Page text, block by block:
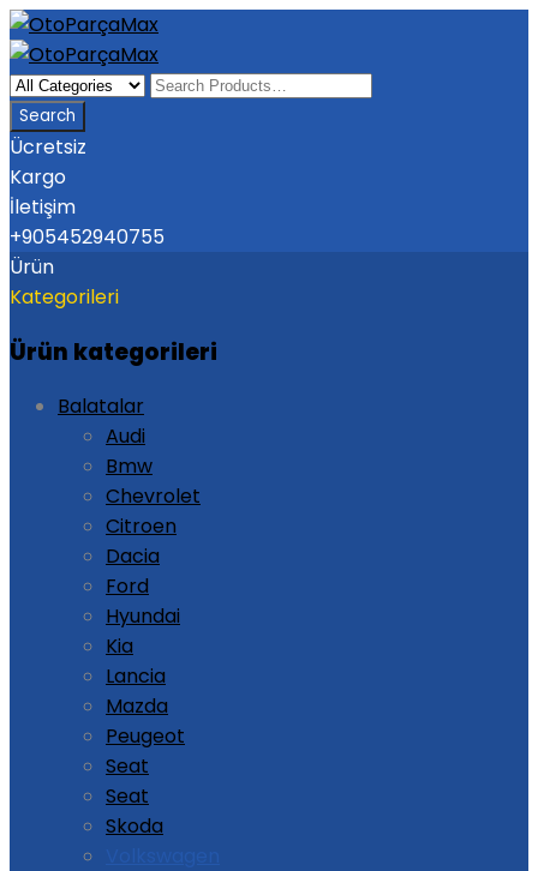
Ücretsiz
Kargo
İletişim
+905452940755
Ürün
Kategorileri
Ürün kategorileri
Balatalar
Audi
Bmw
Chevrolet
Citroen
Dacia
Ford
Hyundai
Kia
Lancia
Mazda
Peugeot
Seat
Seat
Skoda